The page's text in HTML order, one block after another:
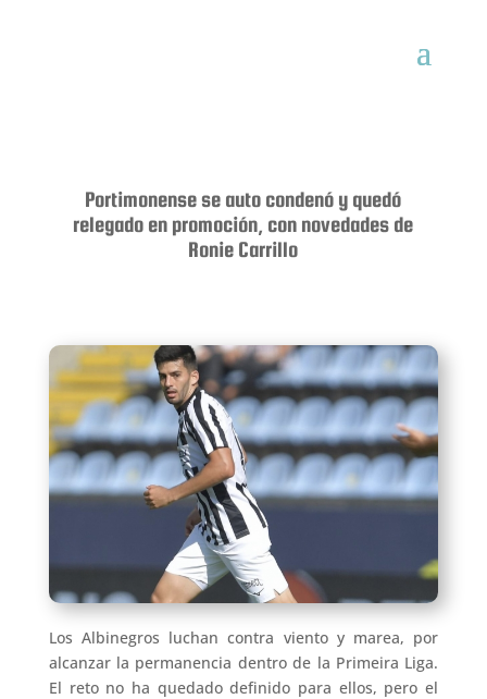
Portimonense se auto condenó y quedó
relegado en promoción, con novedades de
Ronie Carrillo
Los Albinegros luchan contra viento y marea, por
alcanzar la permanencia dentro de la Primeira Liga.
El reto no ha quedado definido para ellos, pero el